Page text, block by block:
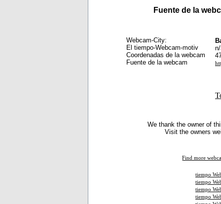
Fuente de la
Webcam-City:
El tiempo-Webcam-motiv
Coordenadas de la webcam
Fuente de la webcam
We thank the owner of
Visit the owners
Find more
tiempo
tiempo
tiempo
tiempo